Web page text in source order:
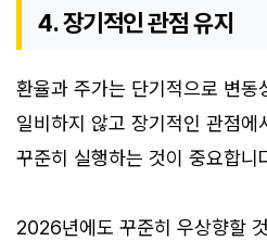
4. 장기적인 관점 유지
환율과 주가는 단기적으로 변동
일비하지 않고 장기적인 관점에
꾸준히 실행하는 것이 중요합니
2026년에도 꾸준히 우상향할